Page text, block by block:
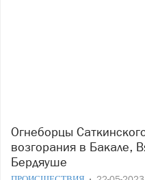
Огнеборцы Саткинского района ликвидировали
возгорания в Бакале,
Бердяуше